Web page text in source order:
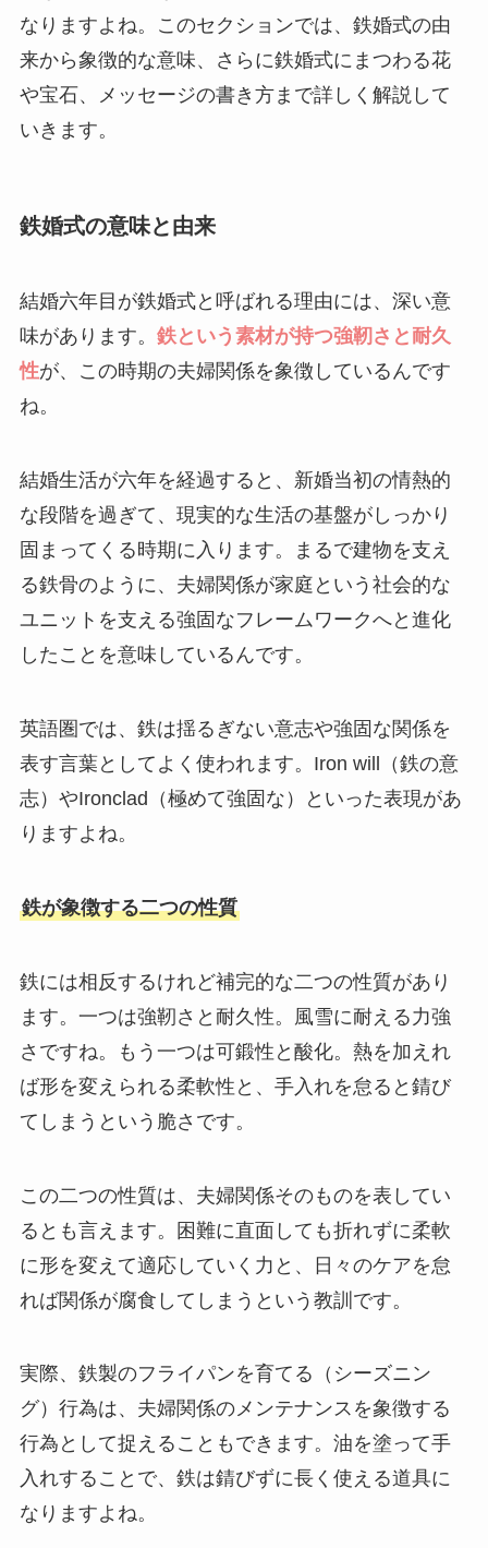
なりますよね。このセクションでは、鉄婚式の由
来から象徴的な意味、さらに鉄婚式にまつわる花
や宝石、メッセージの書き方まで詳しく解説して
いきます。
鉄婚式の意味と由来
結婚六年目が鉄婚式と呼ばれる理由には、深い意
味があります。 鉄という素材が持つ強靭さと耐久
性が、この時期の夫婦関係を象徴しているんです
ね。
結婚生活が六年を経過すると、新婚当初の情熱的
な段階を過ぎて、現実的な生活の基盤がしっかり
固まってくる時期に入ります。まるで建物を支え
る鉄骨のように、夫婦関係が家庭という社会的な
ユニットを支える強固なフレームワークへと進化
したことを意味しているんです。
英語圏では、鉄は揺るぎない意志や強固な関係を
表す言葉としてよく使われます。Iron will（鉄の意
志）やIronclad（極めて強固な）といった表現があ
りますよね。
鉄が象徴する二つの性質
鉄には相反するけれど補完的な二つの性質があり
ます。一つは強靭さと耐久性。風雪に耐える力強
さですね。もう一つは可鍛性と酸化。熱を加えれ
ば形を変えられる柔軟性と、手入れを怠ると錆び
てしまうという脆さです。
この二つの性質は、夫婦関係そのものを表してい
るとも言えます。困難に直面しても折れずに柔軟
に形を変えて適応していく力と、日々のケアを怠
れば関係が腐食してしまうという教訓です。
実際、鉄製のフライパンを育てる（シーズニン
グ）行為は、夫婦関係のメンテナンスを象徴する
行為として捉えることもできます。油を塗って手
入れすることで、鉄は錆びずに長く使える道具に
なりますよね。